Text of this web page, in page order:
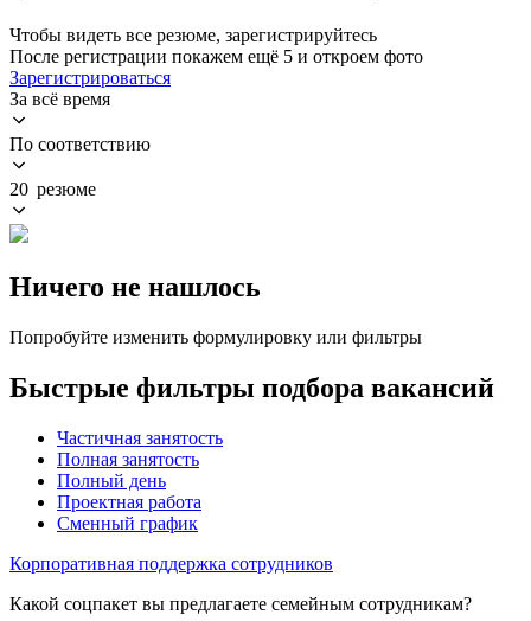
Чтобы видеть все резюме, зарегистрируйтесь
После регистрации покажем ещё 5 и откроем фото
Зарегистрироваться
За всё время
По соответствию
20 резюме
Ничего не нашлось
Попробуйте изменить формулировку или фильтры
Быстрые фильтры подбора вакансий
Частичная занятость
Полная занятость
Полный день
Проектная работа
Сменный график
Корпоративная поддержка сотрудников
Какой соцпакет вы предлагаете семейным сотрудникам?